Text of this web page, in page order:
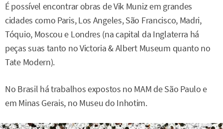
É possível encontrar obras de Vik Muniz em grandes
cidades como Paris, Los Angeles, São Francisco, Madri,
Tóquio, Moscou e Londres (na capital da Inglaterra há
peças suas tanto no Victoria & Albert Museum quanto no
Tate Modern).
No Brasil há trabalhos expostos no MAM de São Paulo e
em Minas Gerais, no Museu do Inhotim.